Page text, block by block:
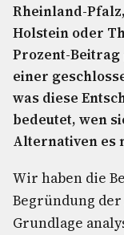
Rheinland-
Holstein oder
Prozent-
einer
was diese
bedeutet, wen
Alternativen es
Wir haben die
Begründung
Grundlage